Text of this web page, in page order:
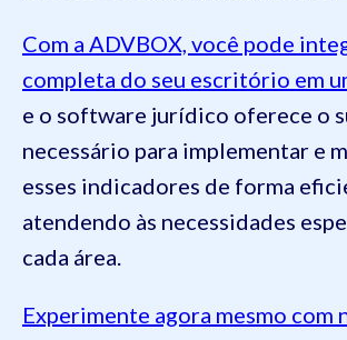
Com a ADVBOX, você pode
completa do seu escritório em
e o software jurídico oferece o
necessário para implementar e
esses indicadores de forma
atendendo às necessidades
cada área.
Experimente agora mesmo com